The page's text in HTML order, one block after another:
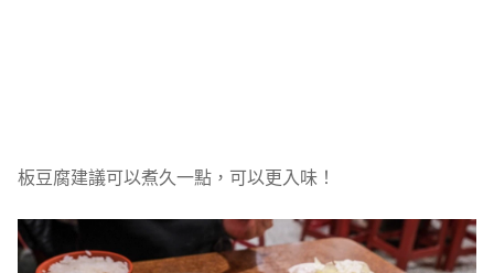
板豆腐建議可以煮久一點，可以更入味！